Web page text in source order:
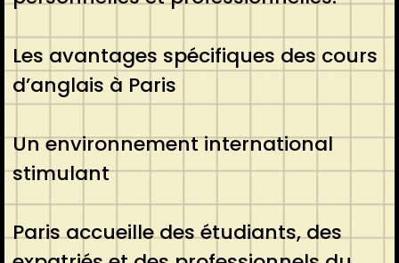
Les avantages spécifiques des cours
d’anglais à Paris
Un environnement international
stimulant
Paris accueille des étudiants, des